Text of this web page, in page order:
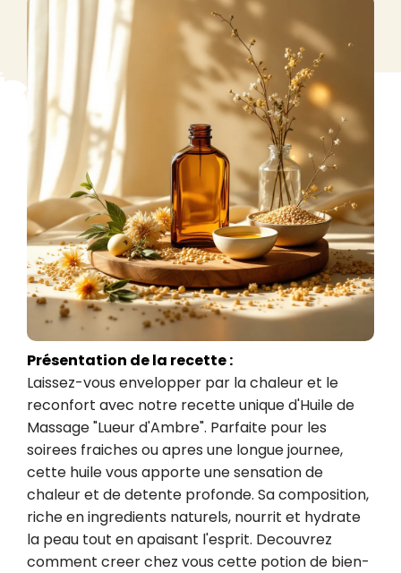
Présentation de la recette :
Laissez-vous envelopper par la chaleur et le
reconfort avec notre recette unique d'Huile de
Massage "Lueur d'Ambre". Parfaite pour les
soirees fraiches ou apres une longue journee,
cette huile vous apporte une sensation de
chaleur et de detente profonde. Sa composition,
riche en ingredients naturels, nourrit et hydrate
la peau tout en apaisant l'esprit. Decouvrez
comment creer chez vous cette potion de bien-